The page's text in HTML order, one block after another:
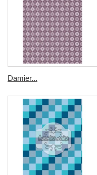
Damier...